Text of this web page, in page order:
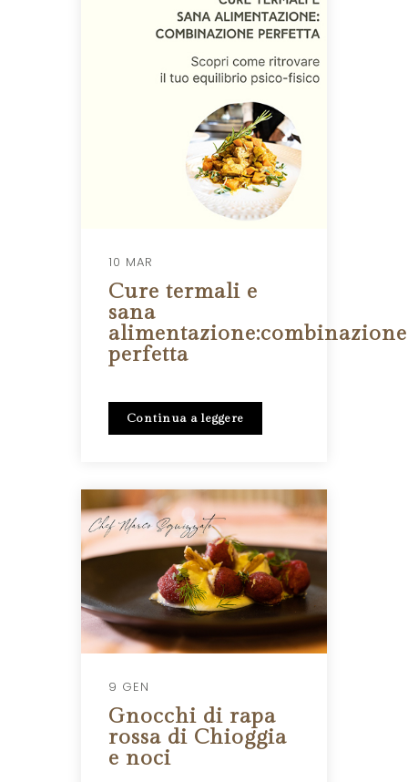
10 MAR
Cure termali e
sana
alimentazione:combinazione
perfetta
Continua a leggere
9 GEN
Gnocchi di rapa
rossa di Chioggia
e noci